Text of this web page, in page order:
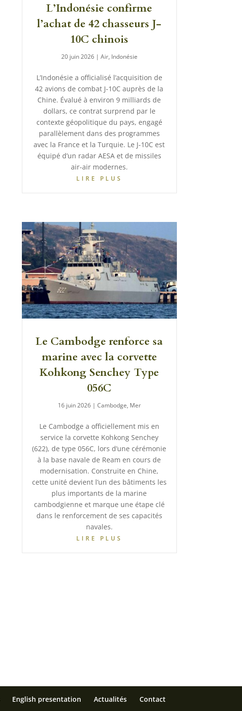
L’Indonésie confirme
l’achat de 42 chasseurs J-
10C chinois
20 juin 2026| Air, Indonésie
L’Indonésie a officialisé l’acquisition de
42 avions de combat J-10C auprès de la
Chine. Évalué à environ 9 milliards de
dollars, ce contrat surprend par le
contexte géopolitique du pays, engagé
parallèlement dans des programmes
avec la France et la Turquie. Le J-10C est
équipé d’un radar AESA et de missiles
air-air modernes.
LIRE PLUS
Le Cambodge renforce sa
marine avec la corvette
Kohkong Senchey Type
056C
16 juin 2026| Cambodge, Mer
Le Cambodge a officiellement mis en
service la corvette Kohkong Senchey
(622), de type 056C, lors d’une cérémonie
à la base navale de Ream en cours de
modernisation. Construite en Chine,
cette unité devient l’un des bâtiments les
plus importants de la marine
cambodgienne et marque une étape clé
dans le renforcement de ses capacités
navales.
LIRE PLUS
English presentation Actualités Contact